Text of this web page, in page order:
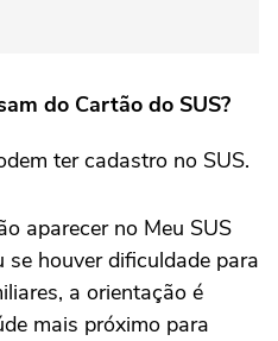
do Cartão do SUS?
ter cadastro no SUS.
aparecer no Meu SUS
houver dificuldade para
a orientação é
mais próximo para